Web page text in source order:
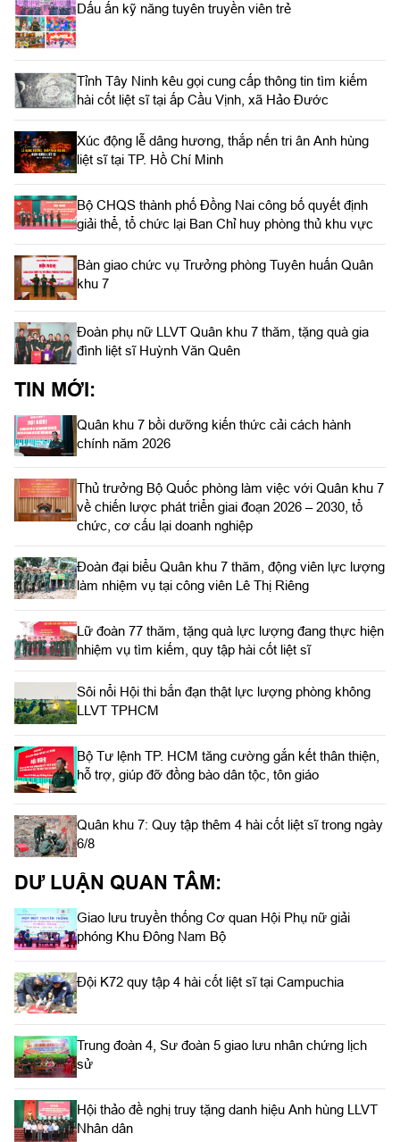
Dấu ấn kỹ năng tuyên truyền viên trẻ
Tỉnh Tây Ninh kêu gọi cung cấp thông tin tìm kiếm
hài cốt liệt sĩ tại ấp Cầu Vịnh, xã Hảo Đước
Xúc động lễ dâng hương, thắp nến tri ân Anh hùng
liệt sĩ tại TP. Hồ Chí Minh
Bộ CHQS thành phố Đồng Nai công bố quyết định
giải thể, tổ chức lại Ban Chỉ huy phòng thủ khu vực
Bàn giao chức vụ Trưởng phòng Tuyên huấn Quân
khu 7
Đoàn phụ nữ LLVT Quân khu 7 thăm, tặng quà gia
đình liệt sĩ Huỳnh Văn Quên
TIN MỚI:
Quân khu 7 bồi dưỡng kiến thức cải cách hành
chính năm 2026
Thủ trưởng Bộ Quốc phòng làm việc với Quân khu 7
về chiến lược phát triển giai đoạn 2026 – 2030, tổ
chức, cơ cấu lại doanh nghiệp
Đoàn đại biểu Quân khu 7 thăm, động viên lực lượng
làm nhiệm vụ tại công viên Lê Thị Riêng
Lữ đoàn 77 thăm, tặng quà lực lượng đang thực hiện
nhiệm vụ tìm kiếm, quy tập hài cốt liệt sĩ
Sôi nổi Hội thi bắn đạn thật lực lượng phòng không
LLVT TPHCM
Bộ Tư lệnh TP. HCM tăng cường gắn kết thân thiện,
hỗ trợ, giúp đỡ đồng bào dân tộc, tôn giáo
Quân khu 7: Quy tập thêm 4 hài cốt liệt sĩ trong ngày
6/8
DƯ LUẬN QUAN TÂM:
Giao lưu truyền thống Cơ quan Hội Phụ nữ giải
phóng Khu Đông Nam Bộ
Đội K72 quy tập 4 hài cốt liệt sĩ tại Campuchia
Trung đoàn 4, Sư đoàn 5 giao lưu nhân chứng lịch
sử
Hội thảo đề nghị truy tặng danh hiệu Anh hùng LLVT
Nhân dân